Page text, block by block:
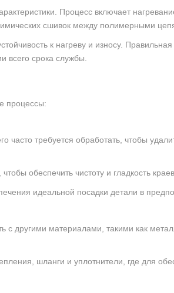
Процесс включает
сшивок между полимерными
к нагреву и износу.
всего срока службы.
процессы:
часто требуется обработать, чтобы
обеспечить чистоту и гладкость
идеальной посадки детали в
с другими материалами, такими как
шланги и уплотнители, где для